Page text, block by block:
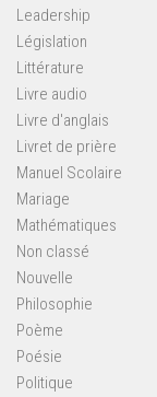
Leadership
Législation
Littérature
Livre audio
Livre d'anglais
Livret de prière
Manuel Scolaire
Mariage
Mathématiques
Non classé
Nouvelle
Philosophie
Poème
Poésie
Politique